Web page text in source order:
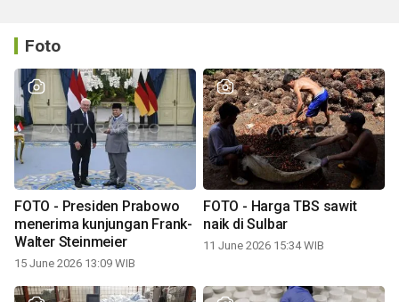
Foto
FOTO - Presiden Prabowo
menerima kunjungan Frank-
Walter Steinmeier
15 June 2026 13:09 WIB
FOTO - Harga TBS sawit
naik di Sulbar
11 June 2026 15:34 WIB